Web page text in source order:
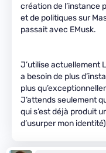
création de l’instance
et de politiques sur
passait avec EMusk.
J’utilise actuellement
a besoin de plus
plus
J’attends seulement
qui s’est déjà produit
d’usurper mon